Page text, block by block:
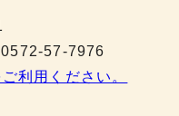
57-7976
利用ください。